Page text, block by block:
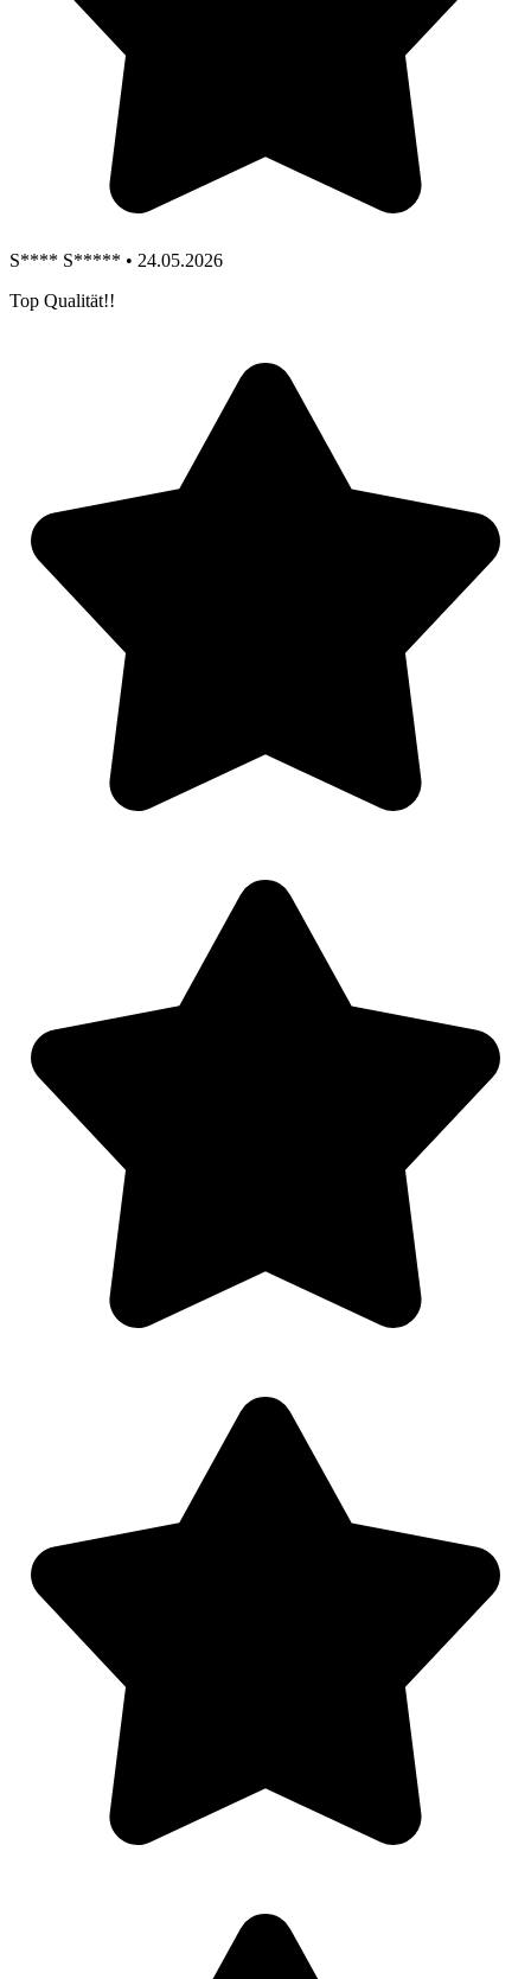
S**** S***** • 24.05.2026
Top Qualität!!